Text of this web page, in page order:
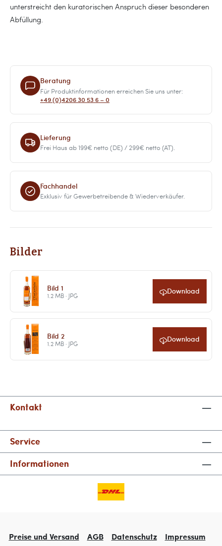
unterstreicht den kuratorischen Anspruch dieser besonderen
Abfüllung.
Beratung
Für Produktinformationen erreichen Sie uns unter:
+49 (0)4206 30 53 6 – 0
Lieferung
Frei Haus ab 199€ netto (DE) / 299€ netto (AT).
Fachhandel
Exklusiv für Gewerbetreibende & Wiederverkäufer.
Bilder
Bild 1
1.2 MB · JPG Download
Bild 2
1.2 MB · JPG Download
Kontakt
Service
Informationen
Preise und Versand AGB Datenschutz Impressum